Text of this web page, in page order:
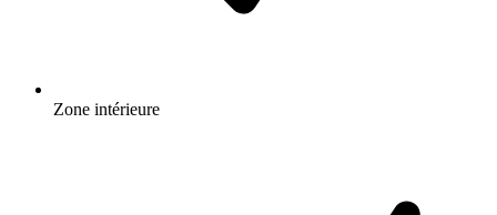
Zone intérieure